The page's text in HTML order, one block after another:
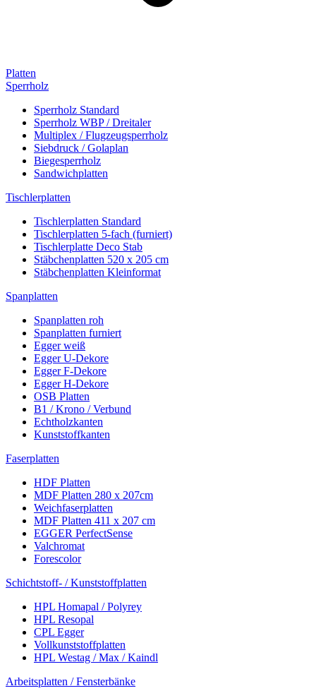
Platten
Sperrholz
Sperrholz Standard
Sperrholz WBP / Dreitaler
Multiplex / Flugzeugsperrholz
Siebdruck / Golaplan
Biegesperrholz
Sandwichplatten
Tischlerplatten
Tischlerplatten Standard
Tischlerplatten 5-fach (furniert)
Tischlerplatte Deco Stab
Stäbchenplatten 520 x 205 cm
Stäbchenplatten Kleinformat
Spanplatten
Spanplatten roh
Spanplatten furniert
Egger weiß
Egger U-Dekore
Egger F-Dekore
Egger H-Dekore
OSB Platten
B1 / Krono / Verbund
Echtholzkanten
Kunststoffkanten
Faserplatten
HDF Platten
MDF Platten 280 x 207cm
Weichfaserplatten
MDF Platten 411 x 207 cm
EGGER PerfectSense
Valchromat
Forescolor
Schichtstoff- / Kunststoffplatten
HPL Homapal / Polyrey
HPL Resopal
CPL Egger
Vollkunststoffplatten
HPL Westag / Max / Kaindl
Arbeitsplatten / Fensterbänke